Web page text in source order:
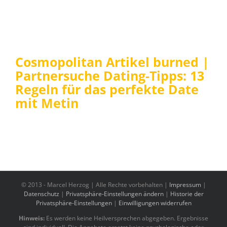
Cosmopolitan Artikel burned |
Partnersuche Dating-Tipps: 13
Regeln für das perfekte Date
mit Metin
© 2013 - Marcel Herzog | Alle Rechte vorbehalten | Impressum |
Datenschutz | Privatsphäre-Einstellungen ändern| Historie der
Privatsphäre-Einstellungen| Einwilligungen widerrufen
Hinweis: Es werden keine Heilversprechen abgegeben. Ergebnisse